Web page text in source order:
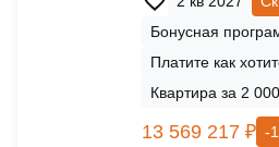
Бонусная
Платите как
Квартира за 2
13 569 217 ₽ -